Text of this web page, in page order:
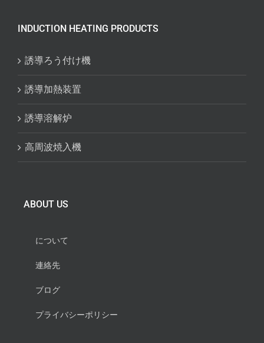
INDUCTION HEATING PRODUCTS
誘導ろう付け機
誘導加熱装置
誘導溶解炉
高周波焼入機
ABOUT US
について
連絡先
ブログ
プライバシーポリシー